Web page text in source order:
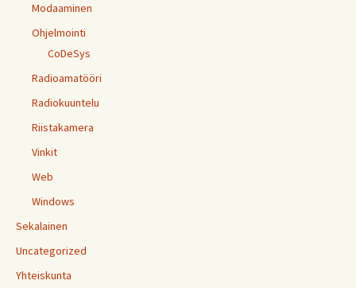
Modaaminen
Ohjelmointi
CoDeSys
Radioamatööri
Radiokuuntelu
Riistakamera
Vinkit
Web
Windows
Sekalainen
Uncategorized
Yhteiskunta